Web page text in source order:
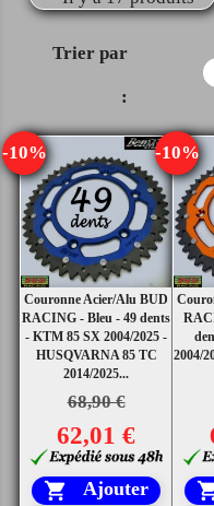
Trier par
:
Couronne Acier/Alu BUD
RACING - Bleu - 49 dents
- KTM 85 SX 2004/2025 -
HUSQVARNA 85 TC
2014/2025...
68,90 €
-10%
62,01 €
 Ajouter
2004/
-10%